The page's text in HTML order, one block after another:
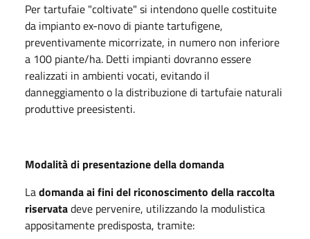
Per tartufaie "coltivate" si intendono quelle costituite
da impianto ex-novo di piante tartufigene,
preventivamente micorrizate, in numero non inferiore
a 100 piante/ha. Detti impianti dovranno essere
realizzati in ambienti vocati, evitando il
danneggiamento o la distribuzione di tartufaie naturali
produttive preesistenti.
Modalità di presentazione della domanda
Ladomanda ai fini del riconoscimento della raccolta
riservatadeve pervenire, utilizzando la modulistica
appositamente predisposta, tramite: